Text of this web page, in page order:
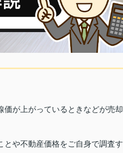
が上がっているときなどが売却
や不動産価格をご自身で調査す